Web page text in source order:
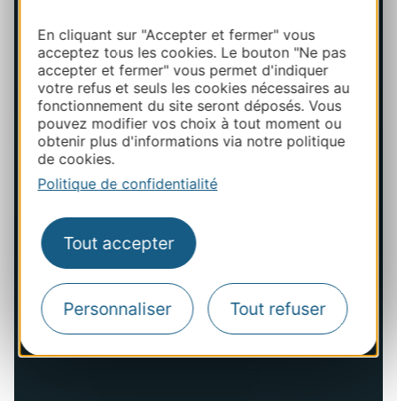
En cliquant sur "Accepter et fermer" vous
acceptez tous les cookies. Le bouton "Ne pas
accepter et fermer" vous permet d'indiquer
votre refus et seuls les cookies nécessaires au
fonctionnement du site seront déposés. Vous
pouvez modifier vos choix à tout moment ou
obtenir plus d'informations via notre politique
de cookies.
Politique de confidentialité
Tout accepter
Personnaliser Tout refuser